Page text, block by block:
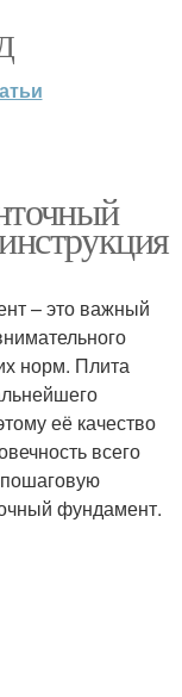
– это важный
норм. Плита
её качество
всего
фундамент.